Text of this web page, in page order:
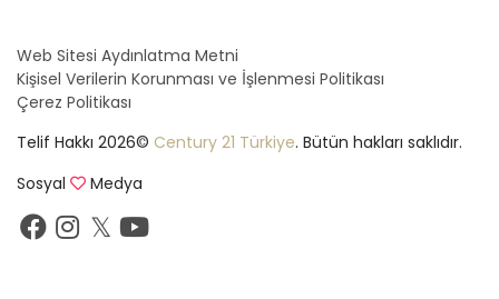
Web Sitesi Aydınlatma Metni
Kişisel Verilerin Korunması ve İşlenmesi Politikası
Çerez Politikası
Telif Hakkı 2026© Century 21 Türkiye. Bütün hakları saklıdır.
Sosyal
Medya